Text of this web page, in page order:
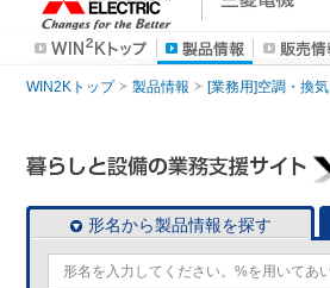
WIN2Kトップ 製品情報 [業務用]空調・換気
形名から製品情報を探す